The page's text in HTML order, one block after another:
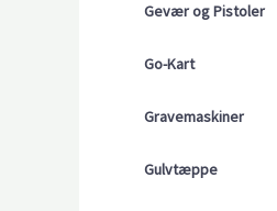
Gevær og Pistoler
Go-Kart
Gravemaskiner
Gulvtæppe